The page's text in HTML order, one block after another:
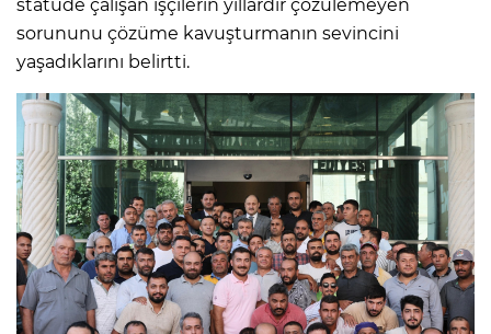
statüde çalışan işçilerin yıllardır çözülemeyen
sorununu çözüme kavuşturmanın sevincini
yaşadıklarını belirtti.